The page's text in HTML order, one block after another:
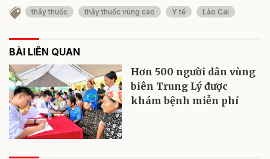
thầy thuốc thầy thuốc vùng cao Y tế Lào Cai
BÀI LIÊN QUAN
Hơn 500 người dân vùng
biên Trung Lý được
khám bệnh miễn phí